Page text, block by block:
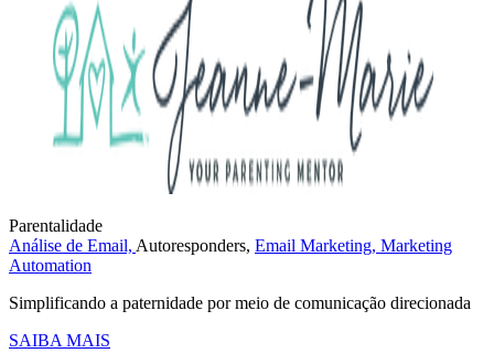
Parentalidade
Análise de Email, Autoresponders, Email Marketing, Marketing
Automation
Simplificando a paternidade por meio de comunicação direcionada
SAIBA MAIS